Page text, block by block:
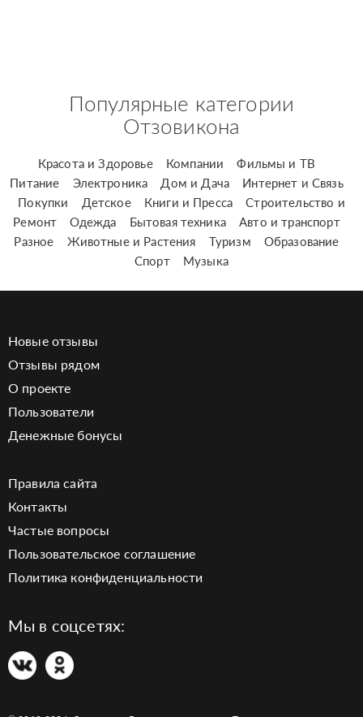
Популярные категории
Отзовикона
Красота и Здоровье Компании
Фильмы и ТВ
Питание
Электроника Дом и Дача
Интернет и Связь
Покупки
Детское Книги и Пресса
Строительство и
Ремонт
Одежда Бытовая техника
Авто и транспорт
Разное
Животные и Растения Туризм
Образование
Спорт
Музыка
Новые отзывы
Отзывы рядом
О проекте
Пользователи
Денежные бонусы
Правила сайта
Контакты
Частые вопросы
Пользовательское соглашение
Политика конфиденциальности
Мы в соцсетях: